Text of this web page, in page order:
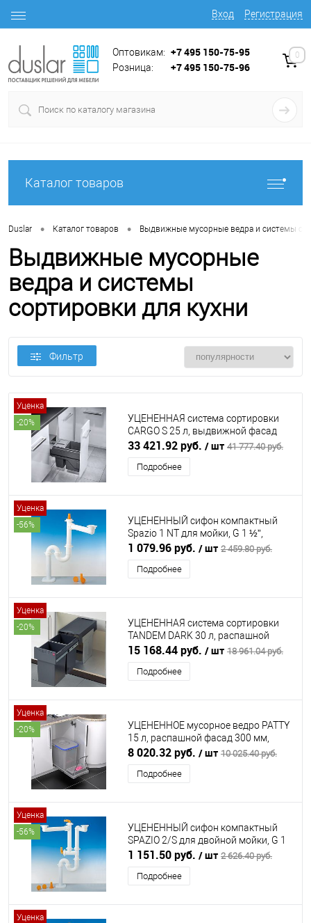
Вход Регистрация
Оптовикам: +7 495 150-75-95
Розница: +7 495 150-75-96
0
Каталог товаров
Duslar • Каталог товаров • Выдвижные мусорные ведра и системы
Выдвижные мусорные
ведра и системы
сортировки для кухни
Фильтр
Уценка
-20%
УЦЕНЕННАЯ система сортировки
CARGO S 25 л, выдвижной фасад
300 мм, антрацит HAILO (ХАЙЛО)
33 421.92 руб. / шт 41 777.40 руб.
Подробнее
Уценка
-56%
УЦЕНЕННЫЙ сифон компактный
Spazio 1 NT для мойки, G 1 ½”,
вывод в стену Ø40 мм, белый LIRA
(ЛИРА)
1 079.96 руб. / шт 2 459.80 руб.
Подробнее
Уценка
-20%
УЦЕНЕННАЯ система сортировки
TANDEM DARK 30 л, распашной
фасад 350 мм, антрацит HAILO
(ХАЙЛО)
15 168.44 руб. / шт 18 961.04 руб.
Подробнее
Уценка
-20%
УЦЕНЕННОЕ мусорное ведро PATTY
15 л, распашной фасад 300 мм,
серый EKOTECH (ЭКОТЕХ)
8 020.32 руб. / шт 10 025.40 руб.
Подробнее
Уценка
-56%
УЦЕНЕННЫЙ сифон компактный
SPAZIO 2/S для двойной мойки, G 1
½”, вывод в пол Ø40 мм, белый LIRA
(ЛИРА)
1 151.50 руб. / шт 2 626.40 руб.
Подробнее
Уценка